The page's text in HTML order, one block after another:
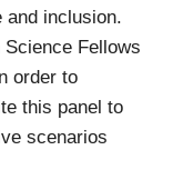
inclusion.
Fellows
order to
this panel to
scenarios